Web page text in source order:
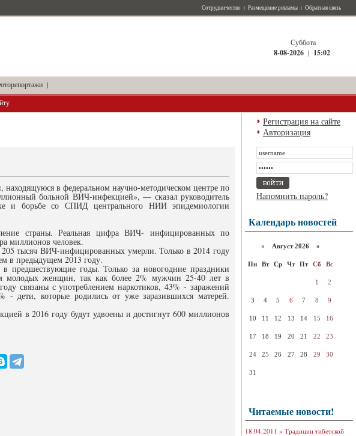
Сотрудничество | Размещение рекламы | Обратная связь
Суббота
8-08-2026 | 15:02
|
в федеральном научно-методическом центре по
больной ВИЧ-инфекцией», — сказал руководитель
и борьбе со СПИД центрального НИИ эпидемиологии
страны. Реальная цифра ВИЧ- инфицированных по
миллионов человек.
205 тысяч ВИЧ-инфицированных умерли. Только в 2014 году
в предыдущем 2013 году.
предшествующие годы. Только за новогодние праздники
молодых женщин, так как более 2% мужчин 25-40 лет в
связаны с употреблением наркотиков, 43% - заражений
- дети, которые родились от уже заразившихся матерей.
в 2016 году будут удвоены и достигнут 600 миллионов
Регистрация на сайте
Авторизация
Напомнить пароль?
Календарь новостей
« Август 2026 »
Пн Вт Ср Чт Пт Сб Вс
1 2
3 4 5 6 7 8 9
10 11 12 13 14 15 16
17 18 19 20 21 22 23
24 25 26 27 28 29 30
31
Читаемые новости!
18.04.2011 » Традиции тибетской